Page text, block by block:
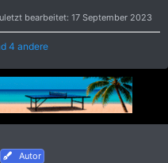
bearbeitet: 17 September 2023
4 andere
Autor